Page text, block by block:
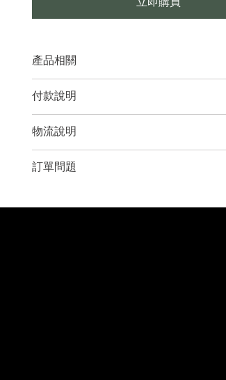
產品相關
付款說明
物流說明
訂單問題